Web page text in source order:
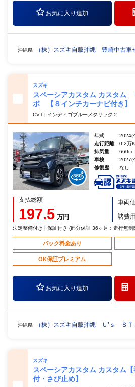
お気に入り追加
沖縄県 （株）スズキ自販沖縄 豊崎中古車
スズキ
スペーシアカスタム カスタ
ボ 【８インチカーナビ付き】
CVT | インディゴブルーメタリック２
年式
2024(
走行距離
0.2万
排気量
660cc
車検
2027(
修復歴
なし
支払総額
197.5 万円
車両
諸費用
法定整備付き | 保証付き (部分保証 36ヶ月：走行無制
パック料金あり
OK保証プレミアム
お気に入り追加
沖縄県 （株）スズキ自販沖縄 Ｕ’ｓ ＳＴ
スズキ
スペーシアカスタム カスタム
付・さび止め】